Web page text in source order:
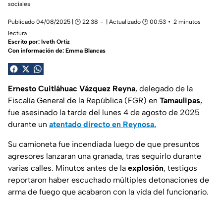
sociales
Publicado 04/08/2025 | 🕑 22:38 | Actualizado 🕑 00:53
2 minutos
lectura
Escrito por: Iveth Ortiz
Con información de: Emma Blancas
Ernesto Cuitláhuac Vázquez Reyna, delegado de la
Fiscalía General de la República (FGR) en Tamaulipas,
fue asesinado la tarde del lunes 4 de agosto de 2025
durante un atentado directo en Reynosa.
Su camioneta fue incendiada luego de que presuntos
agresores lanzaran una granada, tras seguirlo durante
varias calles. Minutos antes de la explosión, testigos
reportaron haber escuchado múltiples detonaciones de
arma de fuego que acabaron con la vida del funcionario.